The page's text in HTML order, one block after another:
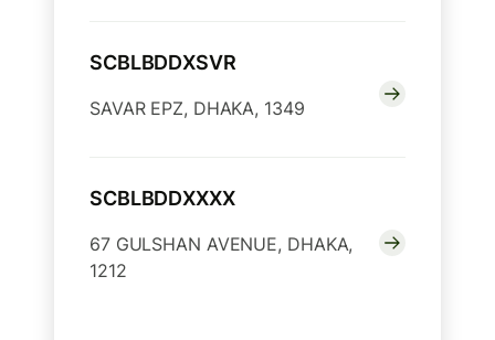
SCBLBDDXSVR
SAVAR EPZ, DHAKA, 1349
SCBLBDDXXXX
67 GULSHAN AVENUE, DHAKA,
1212